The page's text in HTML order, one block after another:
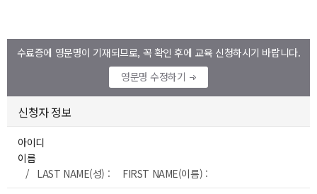
수료증에 영문명이 기재되므로, 꼭 확인 후에 교육 신청하시기 바랍니다.
영문명 수정하기
신청자 정보
아이디
이름
/ LAST NAME(성) : FIRST NAME(이름) :